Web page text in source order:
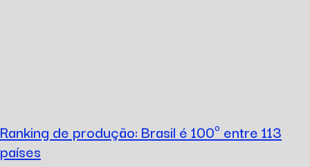
Ranking de produção: Brasil é 100º entre 113
países